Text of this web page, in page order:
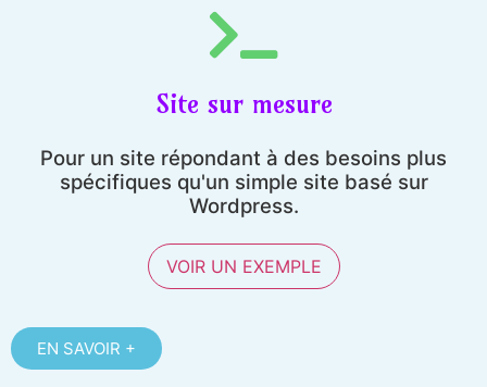
Site sur mesure
Pour un site répondant à des besoins plus
spécifiques qu'un simple site basé sur
Wordpress.
VOIR UN EXEMPLE
EN SAVOIR +